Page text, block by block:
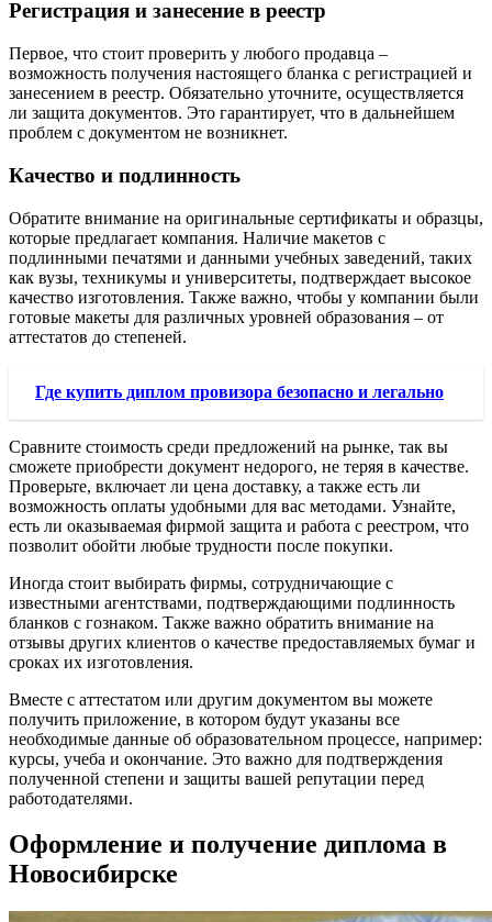
Регистрация и занесение в реестр
Первое, что стоит проверить у любого продавца –
возможность получения настоящего бланка с регистрацией и
занесением в реестр. Обязательно уточните, осуществляется
ли защита документов. Это гарантирует, что в дальнейшем
проблем с документом не возникнет.
Качество и подлинность
Обратите внимание на оригинальные сертификаты и образцы,
которые предлагает компания. Наличие макетов с
подлинными печатями и данными учебных заведений, таких
как вузы, техникумы и университеты, подтверждает высокое
качество изготовления. Также важно, чтобы у компании были
готовые макеты для различных уровней образования – от
аттестатов до степеней.
Где купить диплом провизора безопасно и легально
Сравните стоимость среди предложений на рынке, так вы
сможете приобрести документ недорого, не теряя в качестве.
Проверьте, включает ли цена доставку, а также есть ли
возможность оплаты удобными для вас методами. Узнайте,
есть ли оказываемая фирмой защита и работа с реестром, что
позволит обойти любые трудности после покупки.
Иногда стоит выбирать фирмы, сотрудничающие с
известными агентствами, подтверждающими подлинность
бланков с гознаком. Также важно обратить внимание на
отзывы других клиентов о качестве предоставляемых бумаг и
сроках их изготовления.
Вместе с аттестатом или другим документом вы можете
получить приложение, в котором будут указаны все
необходимые данные об образовательном процессе, например:
курсы, учеба и окончание. Это важно для подтверждения
полученной степени и защиты вашей репутации перед
работодателями.
Оформление и получение диплома в
Новосибирске